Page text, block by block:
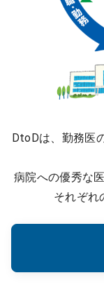
DtoDは、勤務医
病院への優秀な
それぞれ